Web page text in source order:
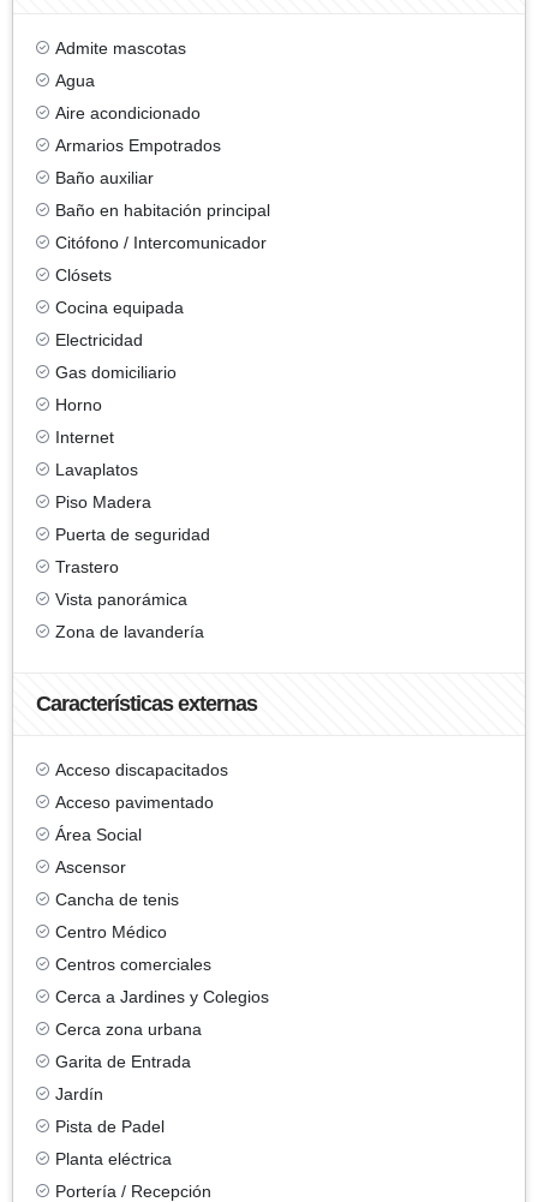
Admite mascotas
Agua
Aire acondicionado
Armarios Empotrados
Baño auxiliar
Baño en habitación principal
Citófono / Intercomunicador
Clósets
Cocina equipada
Electricidad
Gas domiciliario
Horno
Internet
Lavaplatos
Piso Madera
Puerta de seguridad
Trastero
Vista panorámica
Zona de lavandería
Características externas
Acceso discapacitados
Acceso pavimentado
Área Social
Ascensor
Cancha de tenis
Centro Médico
Centros comerciales
Cerca a Jardines y Colegios
Cerca zona urbana
Garita de Entrada
Jardín
Pista de Padel
Planta eléctrica
Portería / Recepción